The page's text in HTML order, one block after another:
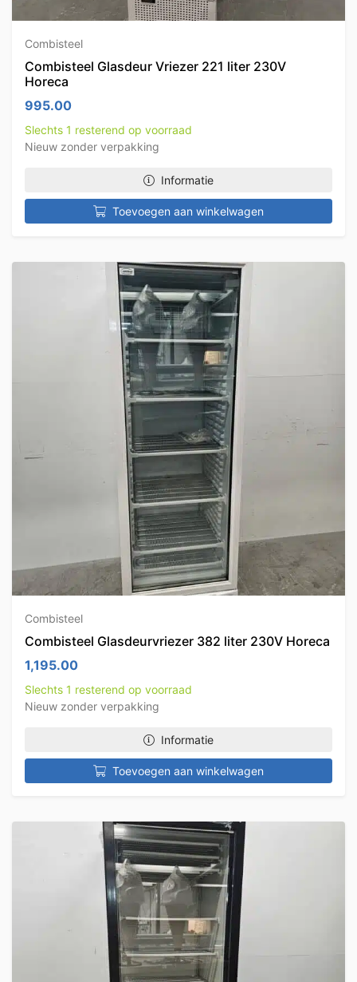
Combisteel
Combisteel Glasdeur Vriezer 221 liter 230V
Horeca
995.00
Slechts 1 resterend op voorraad
Nieuw zonder verpakking
Informatie
Toevoegen aan winkelwagen
Combisteel
Combisteel Glasdeurvriezer 382 liter 230V Horeca
1,195.00
Slechts 1 resterend op voorraad
Nieuw zonder verpakking
Informatie
Toevoegen aan winkelwagen